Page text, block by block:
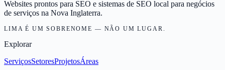
Websites prontos para SEO e sistemas de SEO local para negócios
de serviços na Nova Inglaterra.
LIMA É UM SOBRENOME — NÃO UM LUGAR.
Explorar
ServiçosSetoresProjetosÁreas